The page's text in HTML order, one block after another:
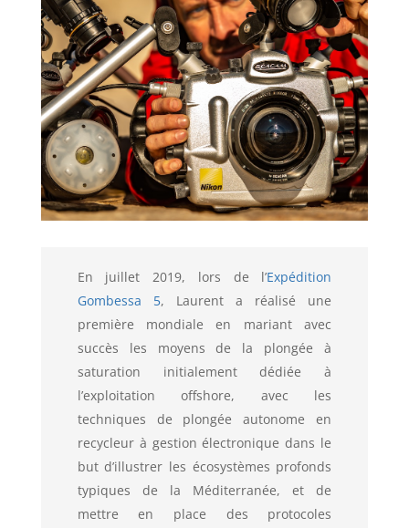
En juillet 2019, lors de l’Expédition
Gombessa 5, Laurent a réalisé une
première mondiale en mariant avec
succès les moyens de la plongée à
saturation initialement dédiée à
l’exploitation offshore, avec les
techniques de plongée autonome en
recycleur à gestion électronique dans le
but d’illustrer les écosystèmes profonds
typiques de la Méditerranée, et de
mettre en place des protocoles